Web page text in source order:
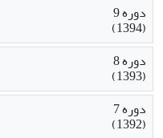
دوره 9
(1394)
دوره 8
(1393)
دوره 7
(1392)